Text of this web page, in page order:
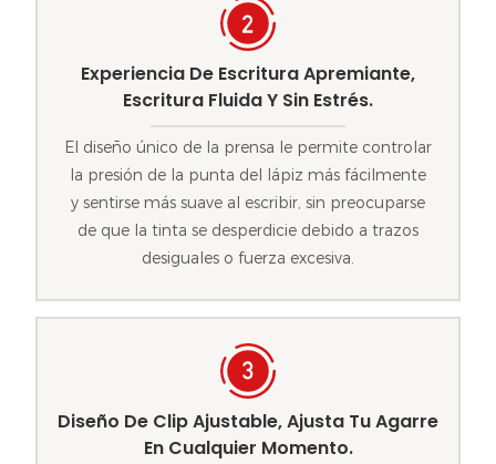
Experiencia De Escritura Apremiante,
Escritura Fluida Y Sin Estrés.
El diseño único de la prensa le permite controlar
la presión de la punta del lápiz más fácilmente
y sentirse más suave al escribir, sin preocuparse
de que la tinta se desperdicie debido a trazos
desiguales o fuerza excesiva.
Diseño De Clip Ajustable, Ajusta Tu Agarre
En Cualquier Momento.